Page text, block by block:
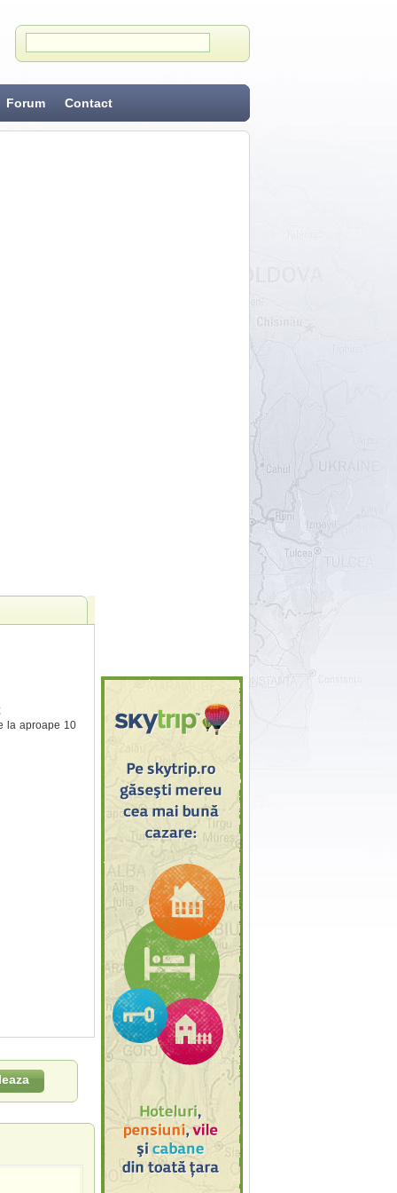
Forum Contact
la aproape 10